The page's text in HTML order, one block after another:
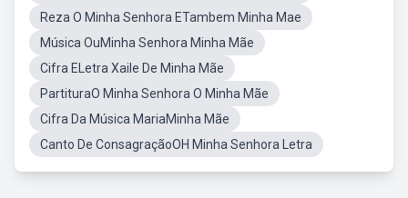
Reza O Minha Senhora ETambem Minha Mae
Música OuMinha Senhora Minha Mãe
Cifra ELetra Xaile De Minha Mãe
PartituraO Minha Senhora O Minha Mãe
Cifra Da Música MariaMinha Mãe
Canto De ConsagraçãoOH Minha Senhora Letra